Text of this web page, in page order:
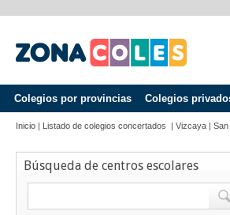
Colegios por provincias Colegios
Inicio | Listado de colegios concertados | Vizcaya |
Búsqueda de centros escolares